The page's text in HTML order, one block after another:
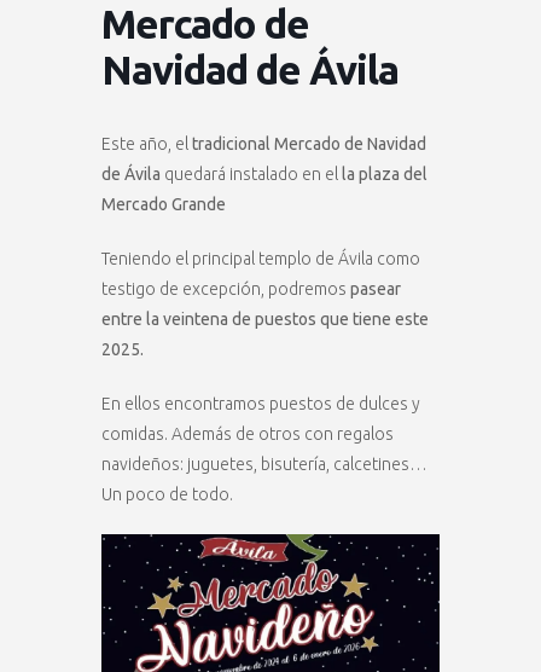
Mercado de
Navidad de Ávila
Este año, el tradicional Mercado de Navidad
de Ávila quedará instalado en el la plaza del
Mercado Grande
Teniendo el principal templo de Ávila como
testigo de excepción, podremos pasear
entre la veintena de puestos que tiene este
2025.
En ellos encontramos puestos de dulces y
comidas. Además de otros con regalos
navideños: juguetes, bisutería, calcetines…
Un poco de todo.